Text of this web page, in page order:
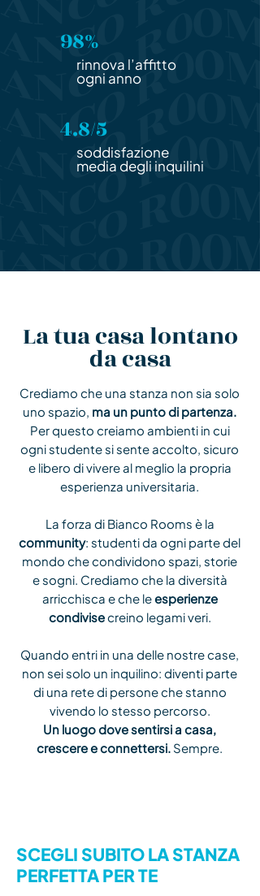
98%
rinnova l’affitto
ogni anno
4.8/5
soddisfazione
media degli inquilini
La tua casa lontano
da casa
Crediamo che una stanza non sia solo
uno spazio, ma un punto di partenza.
Per questo creiamo ambienti in cui
ogni studente si sente accolto, sicuro
e libero di vivere al meglio la propria
esperienza universitaria.
La forza di Bianco Rooms è la
community: studenti da ogni parte del
mondo che condividono spazi, storie
e sogni. Crediamo che la diversità
arricchisca e che leesperienze
condivisecreino legami veri.
Quando entri in una delle nostre case,
non sei solo un inquilino: diventi parte
di una rete di persone che stanno
vivendo lo stesso percorso.
Un luogo dove sentirsi a casa,
crescere e connettersi. Sempre.
SCEGLI SUBITOLA STANZA
PERFETTA PER TE